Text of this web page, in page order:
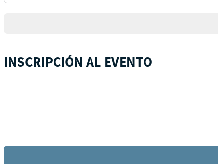
States
INSCRIPCIÓN AL EVENTO